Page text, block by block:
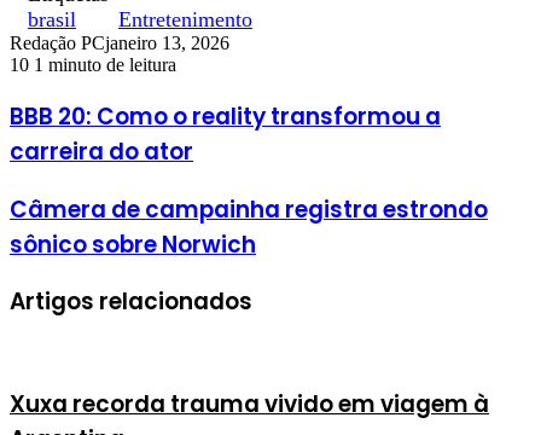
brasil
Entretenimento
Redação PCjaneiro 13, 2026
10 1 minuto de leitura
BBB 20: Como o reality transformou a
carreira do ator
Câmera de campainha registra estrondo
sônico sobre Norwich
Artigos relacionados
Xuxa recorda trauma vivido em viagem à